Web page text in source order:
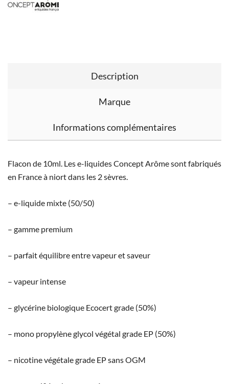
Description
Marque
Informations complémentaires
Flacon de 10ml. Les e-liquides Concept Arôme sont fabriqués
en France à niort dans les 2 sèvres.
– e-liquide mixte (50/50)
– gamme premium
– parfait équilibre entre vapeur et saveur
– vapeur intense
– glycérine biologique Ecocert grade (50%)
– mono propylène glycol végétal grade EP (50%)
– nicotine végétale grade EP sans OGM